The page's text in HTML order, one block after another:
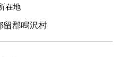
在地
留郡鳴沢村